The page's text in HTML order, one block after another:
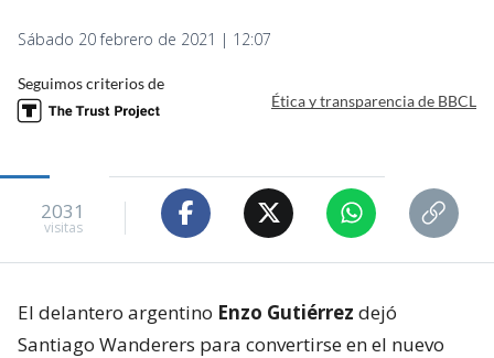
Sábado 20 febrero de 2021 | 12:07
Seguimos criterios de
Ética y transparencia de BBCL
2031
visitas
El delantero argentino Enzo Gutiérrez dejó
Santiago Wanderers para convertirse en el nuevo